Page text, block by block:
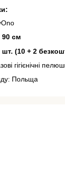
90 см
шт. (10 + 2
гігієнічні
Польща